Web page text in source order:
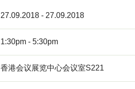
27.09.2018 - 27.09.2018
1:30pm - 5:30pm
香港会议展览中心会议室S221